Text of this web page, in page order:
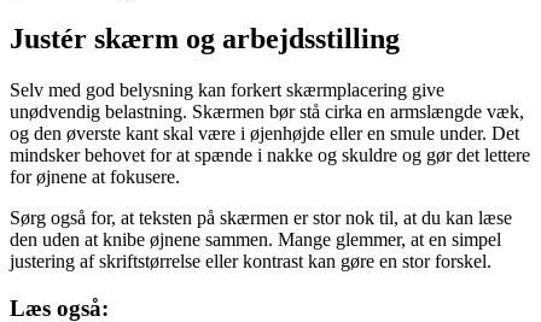
Justér skærm og arbejdsstilling
Selv med god belysning kan forkert skærmplacering give
unødvendig belastning. Skærmen bør stå cirka en armslængde væk,
og den øverste kant skal være i øjenhøjde eller en smule under. Det
mindsker behovet for at spænde i nakke og skuldre og gør det lettere
for øjnene at fokusere.
Sørg også for, at teksten på skærmen er stor nok til, at du kan læse
den uden at knibe øjnene sammen. Mange glemmer, at en simpel
justering af skriftstørrelse eller kontrast kan gøre en stor forskel.
Læs også: